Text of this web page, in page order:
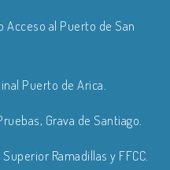
Acceso al Puerto de San
Puerto de Arica.
Grava de Santiago.
Ramadillas y FFCC.